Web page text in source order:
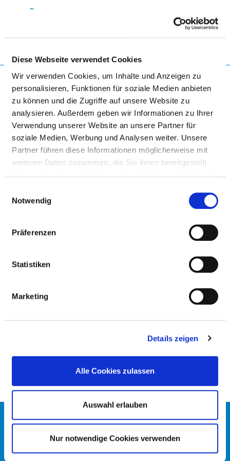
Diese Webseite verwendet Cookies
Wir verwenden Cookies, um Inhalte und Anzeigen zu
personalisieren, Funktionen für soziale Medien anbieten
zu können und die Zugriffe auf unsere Website zu
analysieren. Außerdem geben wir Informationen zu Ihrer
Verwendung unserer Website an unsere Partner für
soziale Medien, Werbung und Analysen weiter. Unsere
Partner führen diese Informationen möglicherweise mit
weiteren Daten zusammen, die Sie ihnen bereitgestellt
Notwendig
Präferenzen
Statistiken
Marketing
Details zeigen
Alle Cookies zulassen
Auswahl erlauben
Nur notwendige Cookies verwenden
Startseite der Fachabteilung
HELIOS KLINIKUM MÜNCHEN
WEST
PLASTISCHE GESICHTSCHIRURGIE
Mund-Kiefer-Gesichtschirurgie (AQ40)
Plastische Operationen (Weiterbildungsordnung
KONTAKT
DATENSCHUTZ
DKTIG